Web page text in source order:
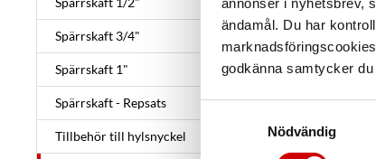
ändamål. Du har
godkänna samtycker
Nödvändig
Spärrskaft 3/4"
Spärrskaft 1"
Spärrskaft - Repsats
Tillbehör till hylsnyckel